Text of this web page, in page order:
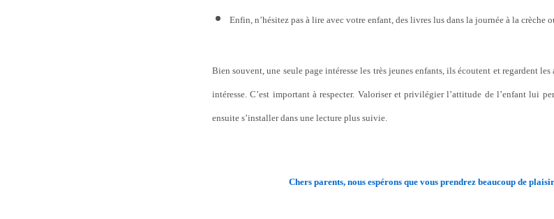
Enfin, n’hésitez pas à lire avec votre enfant, des livres lus dans la journée à la crèche
Bien souvent, une seule page intéresse les très jeunes enfants, ils écoutent et regardent
intéresse. C’est important à respecter. Valoriser et privilégier l’attitude de l’enfant lui
ensuite s’installer dans une lecture plus suivie.
Chers parents, nous espérons que vous prendrez beaucoup de